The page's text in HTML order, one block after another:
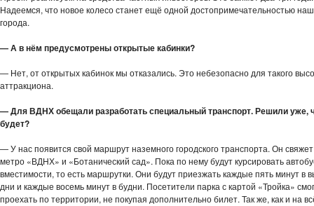
Надеемся, что новое колесо станет ещё одной достопримечательностью
города.
— А в нём предусмотрены открытые кабинки?
— Нет, от открытых кабинок мы отказались. Это небезопасно для такого
аттракциона.
— Для ВДНХ обещали разработать специальный транспорт. Решили уже,
будет?
— У нас появится свой маршрут наземного городского транспорта. Он
метро «ВДНХ» и «Ботанический сад». Пока по нему будут курсировать
вместимости, то есть маршрутки. Они будут приезжать каждые пять минут в
дни и каждые восемь минут в будни. Посетители парка с картой «Тройка»
проехать по территории, не покупая дополнительно билет. Так же, как и на